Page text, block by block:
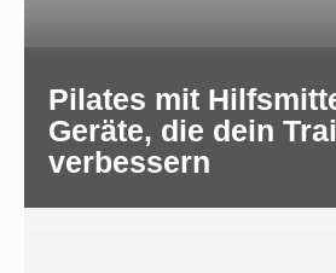
Pilates mit
Geräte, die dein
verbessern